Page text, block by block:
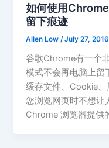
如何使用
留下痕迹
Allen Low /July 27, 2016
谷歌Chrome有一个
模式不会再电脑上留
缓存文件、Cookie
您浏览网页时不想让
Chrome 浏览器提供